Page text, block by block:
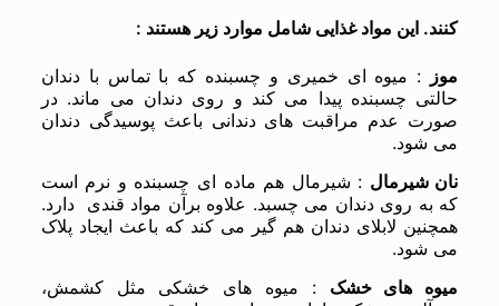
کنند. این مواد غذایی شامل موارد زیر هستند :
موز : میوه ای خمیری و چسبنده که با تماس با دندان
حالتی چسبنده پیدا می کند و روی دندان می ماند. در
صورت عدم مراقبت های دندانی باعث پوسیدگی دندان
می شود.
نان شیرمال : شیرمال هم ماده ای چسبنده و نرم است
که به روی دندان می چسبد. علاوه برآن مواد قندی دارد.
همچنین لابلای دندان هم گیر می کند که باعث ایجاد پلاک
می شود.
میوه های خشک : میوه های خشکی مثل کشمش،